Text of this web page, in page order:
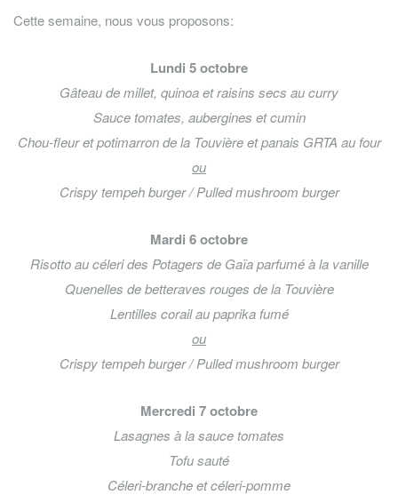
Cette semaine, nous vous proposons:
Lundi 5 octobre
Gâteau de millet, quinoa et raisins secs au curry
Sauce tomates, aubergines et cumin
Chou-fleur et potimarron de la Touvière et panais GRTA au four
ou
Crispy tempeh burger / Pulled mushroom burger
Mardi 6 octobre
Risotto au céleri des Potagers de Gaïa parfumé à la vanille
Quenelles de betteraves rouges de la Touvière
Lentilles corail au paprika fumé
ou
Crispy tempeh burger / Pulled mushroom burger
Mercredi 7 octobre
Lasagnes à la sauce tomates
Tofu sauté
Céleri-branche et céleri-pomme